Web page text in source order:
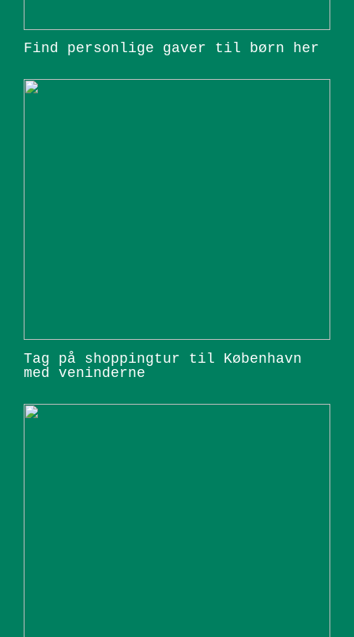
Find personlige gaver til børn her
Tag på shoppingtur til København
med veninderne